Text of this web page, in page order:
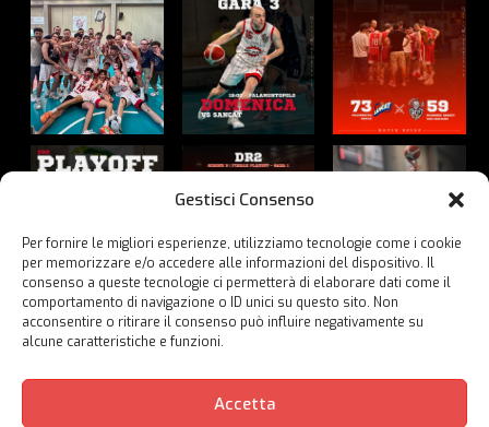
Gestisci Consenso
Per fornire le migliori esperienze, utilizziamo tecnologie come i cookie
per memorizzare e/o accedere alle informazioni del dispositivo. Il
consenso a queste tecnologie ci permetterà di elaborare dati come il
comportamento di navigazione o ID unici su questo sito. Non
acconsentire o ritirare il consenso può influire negativamente su
alcune caratteristiche e funzioni.
Accetta